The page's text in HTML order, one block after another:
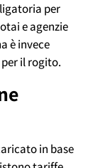
per
e agenzie
è invece
il rogito.
in base